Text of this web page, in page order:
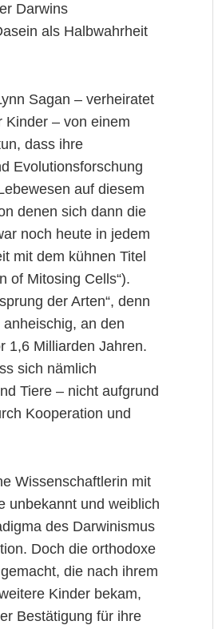
Darwins
als Halbwahrheit
Sagan – verheiratet
Kinder – von einem
dass ihre
Evolutionsforschung
auf diesem
denen sich dann die
noch heute in jedem
mit dem kühnen Titel
of Mitosing Cells“).
der Arten“, denn
an den
1,6 Milliarden Jahren.
sich nämlich
Tiere – nicht aufgrund
Kooperation und
Wissenschaftlerin mit
unbekannt und weiblich
des Darwinismus
Doch die orthodoxe
die nach ihrem
Kinder bekam,
Bestätigung für ihre